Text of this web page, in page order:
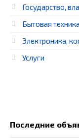
Государство,
Бытовая техника
Электроника,
Услуги
Последние